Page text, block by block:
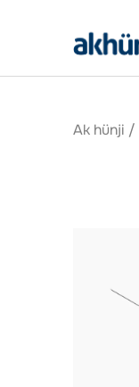
Ak hünji /